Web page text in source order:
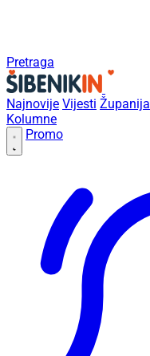
Pretraga
Najnovije Vijesti Županija
Kolumne
Promo